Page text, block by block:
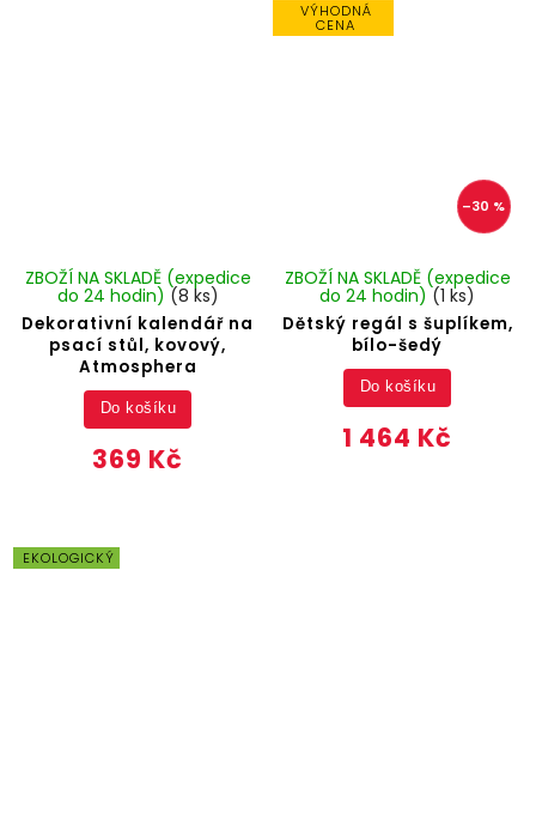
Dekorativní kalendář na
psací stůl, kovový,
Atmosphera
ZBOŽÍ NA SKLADĚ (expedice
do 24 hodin) (8 ks)
369 Kč
Do košíku
VÝHODNÁ
CENA
–30 %
Dětský regál s šuplíkem,
bílo-šedý
ZBOŽÍ NA SKLADĚ (expedice
do 24 hodin)(1 ks)
1 464 Kč
Do košíku
EKOLOGICKÝ